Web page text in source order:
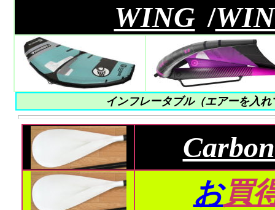
WING /
インフレータブル（エアーを入
お買